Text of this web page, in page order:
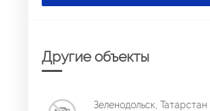
Другие объекты
Зеленодольск, Татарстан